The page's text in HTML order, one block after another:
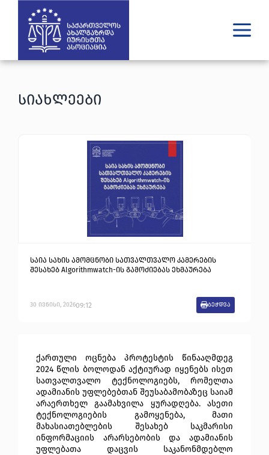
რას ვაკეთებთ
მედია
იურიდული დახმარება
სიახლეები
საია სახის ამომცნობი სათვალთვალო კამერების
შესახებ Algorithmwatch-ის გამოძიებას ეხმაურება
30 ივნისი, 202609:12 ბეჭდვა
ქართული ოცნება პროტესტის წინააღმდეგ
2024 წლის ბოლოდან აქტიურად იყენებს ისეთ
სათვალთვალო ტექნოლოგიებს, რომელთა
ადამიანის უფლებებთან შეუსაბამობაზეც საიამ
არაერთხელ გაამახვილა ყურადღება. ასეთი
ტექნოლოგიების გამოყენება, მათი
მახასიათებლების შესახებ საკმარისი
ინფორმაციის არარსებობის და ადამიანის
უფლებათა დაცვის საკანონმდებლო